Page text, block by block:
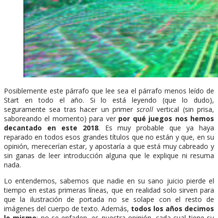
Posiblemente este párrafo que lee sea el párrafo menos leído de
Start en todo el año. Si lo está leyendo (que lo dudo),
seguramente sea tras hacer un primer scrollvertical (sin prisa,
saboreando el momento) para ver por qué juegos nos hemos
decantado en este 2018. Es muy probable que ya haya
reparado en todos esos grandes títulos que no están y que, en su
opinión, merecerían estar, y apostaría a que está muy cabreado y
sin ganas de leer introducción alguna que le explique ni resuma
nada.
Lo entendemos, sabemos que nadie en su sano juicio pierde el
tiempo en estas primeras líneas, que en realidad solo sirven para
que la ilustración de portada no se solape con el resto de
imágenes del cuerpo de texto. Además, todos los años decimos